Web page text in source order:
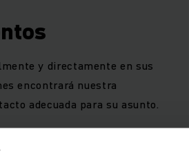
innovadores y
distribución directa formada por
exterior que le ofrecen
y dónde lo necesita. Todo
en Alemania. Le invitamos
estas delegaciones. Muchos tipos
y directamente en sus
encontrará nuestra
adecuada para su asunto.